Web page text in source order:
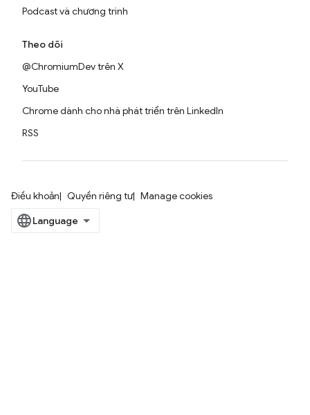
Podcast và chương trình
Theo dõi
@ChromiumDev trên X
YouTube
Chrome dành cho nhà phát triển trên LinkedIn
RSS
Điều khoản Quyền riêng tư Manage cookies